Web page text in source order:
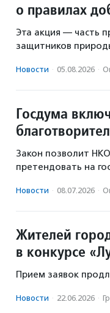
о правилах
Эта акция — часть
защитников
Новости · 05.08.2026 ·
Госдума
Закон позволит
претендовать на
Новости · 08.07.2026 ·
Жителей
в конкурсе
Прием заявок
Новости · 22.06.2026 ·